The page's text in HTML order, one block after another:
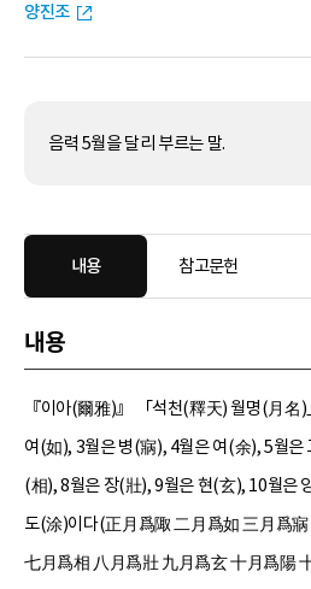
양진조
음력 5월을 달리 부르는 말.
내용 참고문헌
내용
『이아(爾雅)』 「석천(釋天) 월명(月名
여(如), 3월은 병(寎), 4월은 여(余), 5월은
(相), 8월은 장(壯), 9월은 현(玄), 10월은
도(涂)이다(正月爲陬 二月爲如 三月爲
七月爲相 八月爲壯 九月爲玄 十月爲陽